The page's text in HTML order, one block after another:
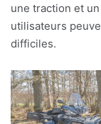
une traction et
utilisateurs
difficiles.